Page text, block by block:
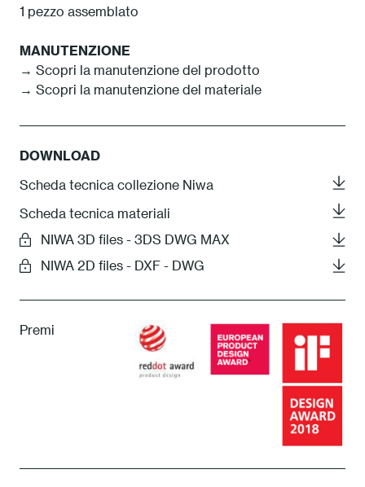
1 pezzo assemblato
MANUTENZIONE
→ Scopri la manutenzione del prodotto
→ Scopri la manutenzione del materiale
DOWNLOAD
Scheda tecnica collezione Niwa
Scheda tecnica materiali
NIWA 3D files - 3DS DWG MAX
NIWA 2D files - DXF - DWG
Premi